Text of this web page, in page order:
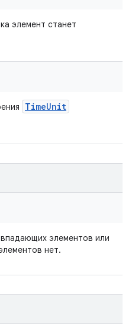
элемент станет
TimeUnit
элементов или
нет.